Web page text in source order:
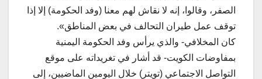
الصفر، وقالوا، إنه لا نقاش لهم معنا (وفد الحكومة) إلا إذا
توقف عمل طيران التحالف في بعض المناطق».
كان المخلافي- والذي يرأس وفد الحكومة اليمنية
بمفاوضات الكويت- قد أشار في تغريداته على موقع
التواصل الاجتماعي (تويتر) خلال اليومين الماضيين، إلى